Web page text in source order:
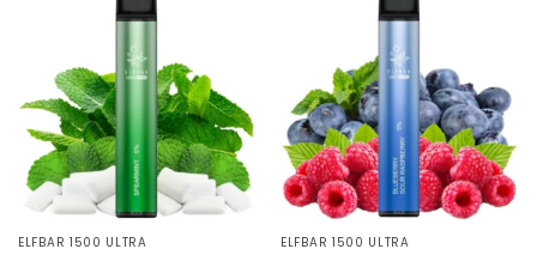
ELFBAR 1500 ULTRA ELFBAR 1500 ULTRA